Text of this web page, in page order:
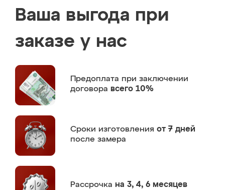
Ваша выгода при
заказе у нас
Предоплата при заключении
договора всего 10%
Сроки изготовления от 7 дней
после замера
Рассрочка на 3, 4, 6 месяцев